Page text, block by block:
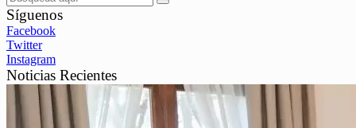
Síguenos
Facebook
Twitter
Instagram
Noticias Recientes